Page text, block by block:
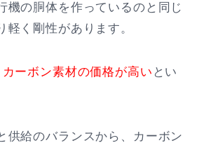
機の胴体を作っているのと同じ
軽く剛性があります。
ーボン素材の価格が高い とい
供給のバランスから、カーボン